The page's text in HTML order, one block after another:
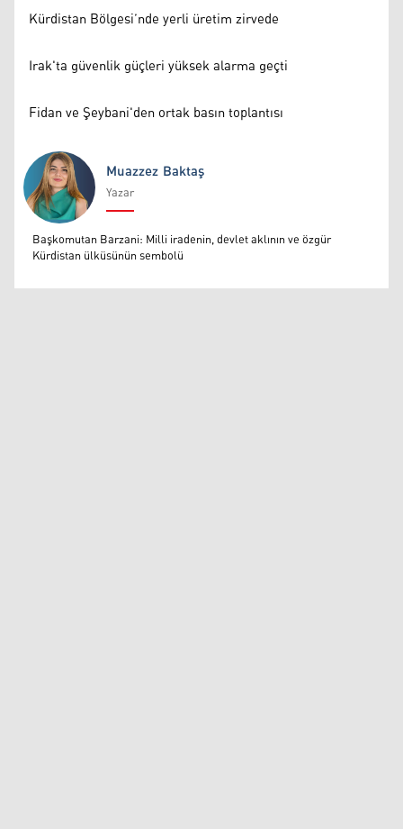
Kürdistan Bölgesi’nde yerli üretim zirvede
Irak'ta güvenlik güçleri yüksek alarma geçti
Fidan ve Şeybani'den ortak basın toplantısı
Muazzez Baktaş
Muazzez Baktaş
Yazar
Başkomutan Barzani: Milli iradenin, devlet aklının ve özgür
Kürdistan ülküsünün sembolü